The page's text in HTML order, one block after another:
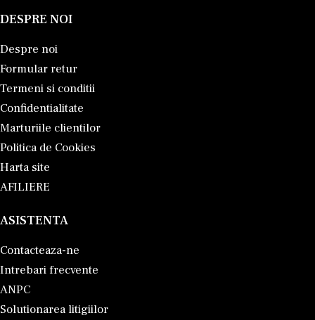
DESPRE NOI
Despre noi
Formular retur
Termeni si conditii
Confidentialitate
Marturiile clientilor
Politica de Cookies
Harta site
AFILIERE
ASISTENTA
Contacteaza-ne
Intrebari frecvente
ANPC
Solutionarea litigiilor